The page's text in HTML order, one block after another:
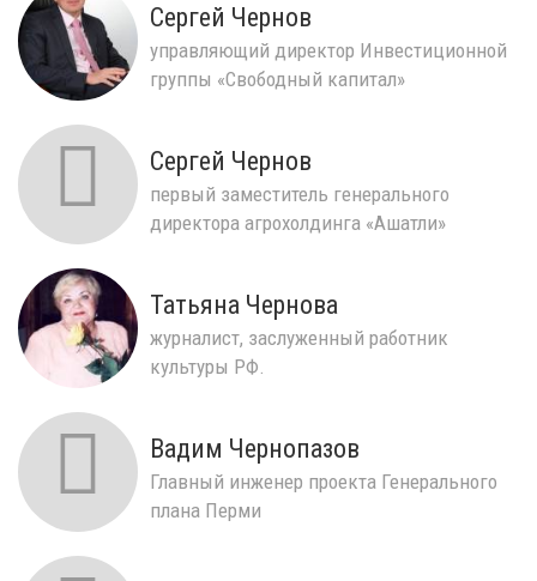
Сергей Чернов
управляющий директор Инвестиционной
группы «Свободный капитал»
Сергей Чернов
первый заместитель генерального
директора агрохолдинга «Ашатли»
Татьяна Чернова
журналист, заслуженный работник
культуры РФ.
Вадим Чернопазов
Главный инженер проекта Генерального
плана Перми